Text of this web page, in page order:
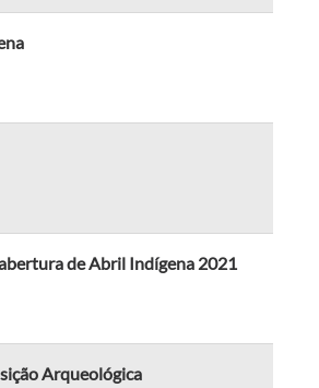
de Abril Indígena 2021
Arqueológica